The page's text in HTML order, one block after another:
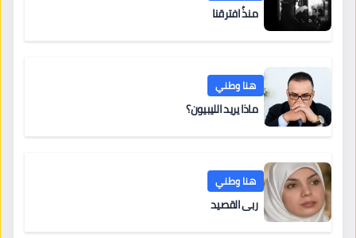
منذُ افترقنا
هنا وطني
ماذا يريد الليبيون؟
هنا وطني
ربى القصيد